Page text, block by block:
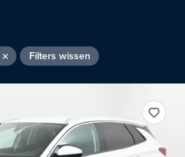
Filters wissen